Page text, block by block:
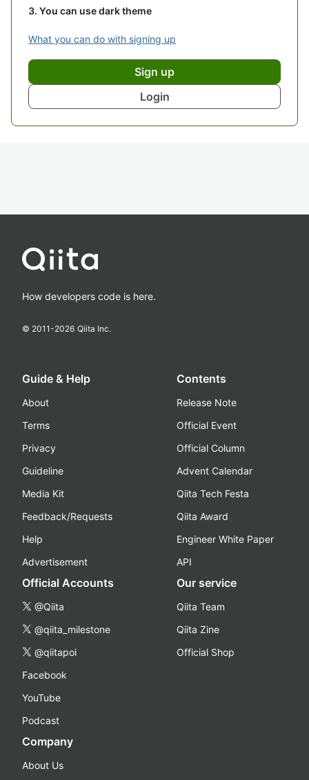
You can use dark theme
What you can do with signing up
Sign up
Login
How developers code is here.
© 2011-2026 Qiita Inc.
Guide & Help
About
Terms
Privacy
Guideline
Media Kit
Feedback/Requests
Help
Advertisement
Contents
Release Note
Official Event
Official Column
Advent Calendar
Qiita Tech Festa
Qiita Award
Engineer White Paper
API
Official Accounts
@Qiita
@qiita_milestone
@qiitapoi
Facebook
YouTube
Podcast
Our service
Qiita Team
Qiita Zine
Official Shop
Company
About Us